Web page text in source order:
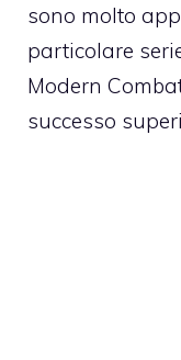
sono molto
particolare
Modern
successo